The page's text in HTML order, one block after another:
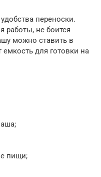
переноски.
работы, не боится
можно ставить в
для готовки на
пищи;